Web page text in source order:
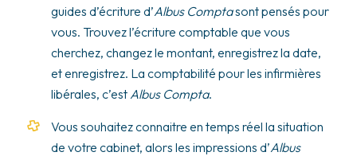
guides d’écriture d’Albus Comptasont pensés pour
vous. Trouvez l’écriture comptable que vous
cherchez, changez le montant, enregistrez la date,
et enregistrez. La comptabilité pour les infirmières
libérales, c’est Albus Compta.
Vous souhaitez connaitre en temps réel la situation
de votre cabinet, alors les impressions d’Albus